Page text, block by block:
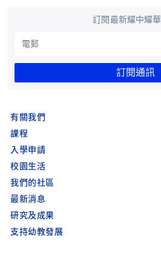
訂閱最新耀中耀
訂閱通訊
有關我們
課程
入學申請
校園生活
我們的社區
最新消息
研究及成果
支持幼教發展